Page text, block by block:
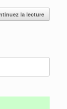
la lecture